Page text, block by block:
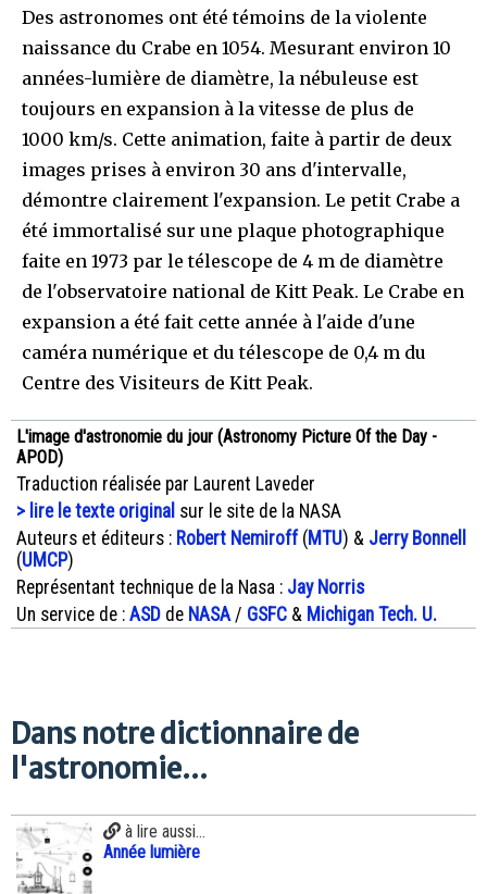
Des astronomes ont été témoins de la violente
naissance du Crabe en 1054. Mesurant environ 10
années-lumière de diamètre, la nébuleuse est
toujours en expansion à la vitesse de plus de
1000 km/s. Cette animation, faite à partir de deux
images prises à environ 30 ans d'intervalle,
démontre clairement l'expansion. Le petit Crabe a
été immortalisé sur une plaque photographique
faite en 1973 par le télescope de 4 m de diamètre
de l'observatoire national de Kitt Peak. Le Crabe en
expansion a été fait cette année à l'aide d'une
caméra numérique et du télescope de 0,4 m du
Centre des Visiteurs de Kitt Peak.
L'image d'astronomie du jour (Astronomy Picture Of the Day -
APOD)
Traduction réalisée par Laurent Laveder
> lire le texte original sur le site de la NASA
Auteurs et éditeurs : Robert Nemiroff( MTU) & Jerry Bonnell
(UMCP)
Représentant technique de la Nasa : Jay Norris
Un service de : ASD de NASA/ GSFC & Michigan Tech. U.
Dans notre dictionnaire de
l'astronomie...
à lire aussi...
Année lumière